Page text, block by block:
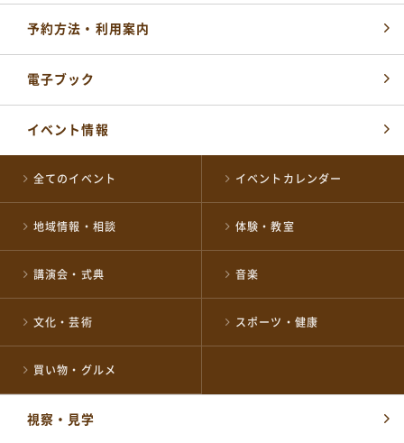
予約方法・利用案内
電子ブック
イベント情報
全てのイベント イベントカレンダー
地域情報・相談 体験・教室
講演会・式典 音楽
文化・芸術 スポーツ・健康
買い物・グルメ
視察・見学
開館時間：
平日 午前8時30分～午後5時15分
土・祝 午前9時～午後5時
休業日 日曜日・年末年始
NPO 法人ながおか未来創造ネットワーク
TEL 0258-39-2500
開館時間：